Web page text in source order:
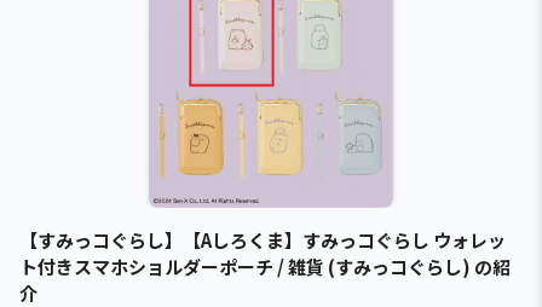
【すみっコぐらし】【Aしろくま】すみっコぐらし ウォレッ
ト付きスマホショルダーポーチ / 雑貨 (すみっコぐらし) の紹
介